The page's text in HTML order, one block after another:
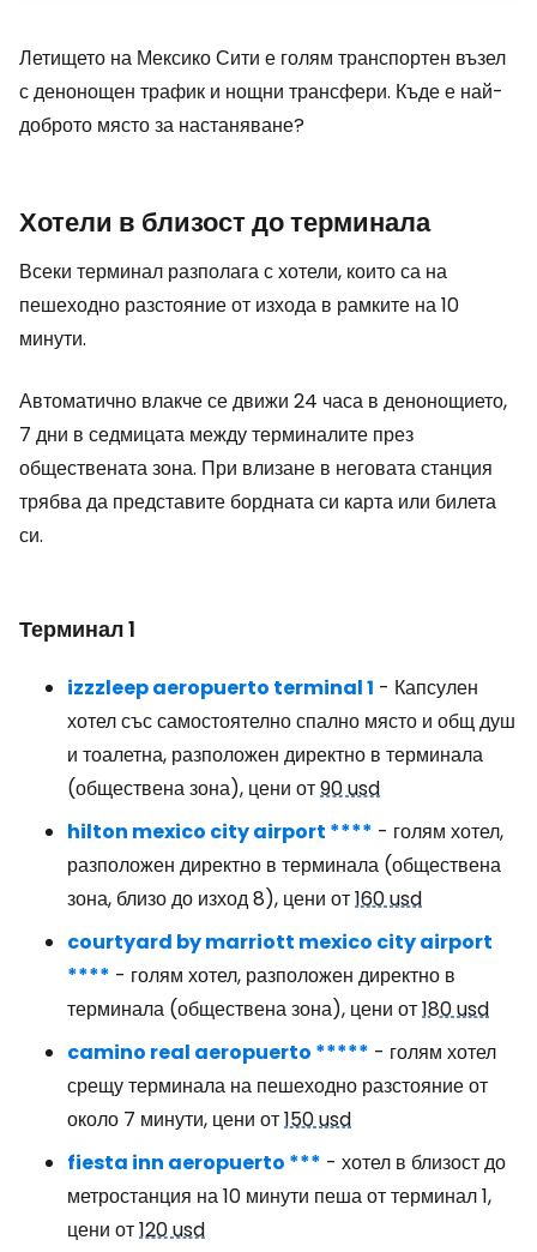
Летището на Мексико Сити е голям транспортен възел
с денонощен трафик и нощни трансфери. Къде е най-
доброто място за настаняване?
Хотели в близост до терминала
Всеки терминал разполага с хотели, които са на
пешеходно разстояние от изхода в рамките на 10
минути.
Автоматично влакче се движи 24 часа в денонощието,
7 дни в седмицата между терминалите през
обществената зона. При влизане в неговата станция
трябва да представите бордната си карта или билета
си.
Терминал 1
izzzleep aeropuerto terminal 1 - Капсулен
хотел със самостоятелно спално място и общ душ
и тоалетна, разположен директно в терминала
(обществена зона), цени от90 usd
hilton mexico city airport **** - голям хотел,
разположен директно в терминала (обществена
зона, близо до изход 8), цени от160 usd
courtyard by marriott mexico city airport
**** - голям хотел, разположен директно в
терминала (обществена зона), цени от180 usd
camino real aeropuerto ***** - голям хотел
срещу терминала на пешеходно разстояние от
около 7 минути, цени от150 usd
fiesta inn aeropuerto *** - хотел в близост до
метростанция на 10 минути пеша от терминал 1,
цени от120 usd